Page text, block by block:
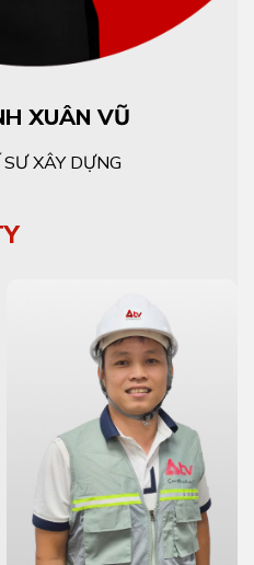
XUÂN VŨ
XÂY DỰNG